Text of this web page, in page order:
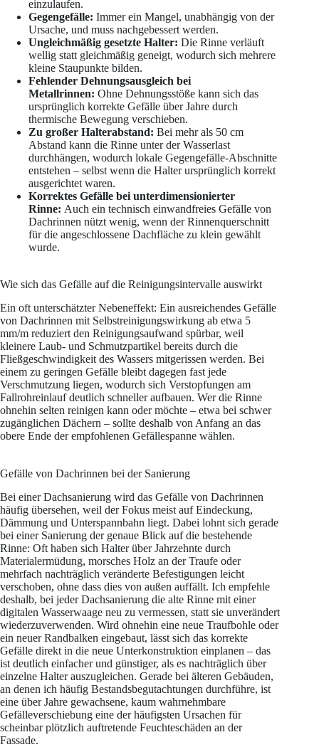
einzulaufen.
Gegengefälle: Immer ein Mangel, unabhängig von der
Ursache, und muss nachgebessert werden.
Ungleichmäßig gesetzte Halter: Die Rinne verläuft
wellig statt gleichmäßig geneigt, wodurch sich mehrere
kleine Staupunkte bilden.
Fehlender Dehnungsausgleich bei
Metallrinnen: Ohne Dehnungsstöße kann sich das
ursprünglich korrekte Gefälle über Jahre durch
thermische Bewegung verschieben.
Zu großer Halterabstand: Bei mehr als 50 cm
Abstand kann die Rinne unter der Wasserlast
durchhängen, wodurch lokale Gegengefälle-Abschnitte
entstehen – selbst wenn die Halter ursprünglich korrekt
ausgerichtet waren.
Korrektes Gefälle bei unterdimensionierter
Rinne: Auch ein technisch einwandfreies Gefälle von
Dachrinnen nützt wenig, wenn der Rinnenquerschnitt
für die angeschlossene Dachfläche zu klein gewählt
wurde.
Wie sich das Gefälle auf die Reinigungsintervalle auswirkt
Ein oft unterschätzter Nebeneffekt: Ein ausreichendes Gefälle
von Dachrinnen mit Selbstreinigungswirkung ab etwa 5
mm/m reduziert den Reinigungsaufwand spürbar, weil
kleinere Laub- und Schmutzpartikel bereits durch die
Fließgeschwindigkeit des Wassers mitgerissen werden. Bei
einem zu geringen Gefälle bleibt dagegen fast jede
Verschmutzung liegen, wodurch sich Verstopfungen am
Fallrohreinlauf deutlich schneller aufbauen. Wer die Rinne
ohnehin selten reinigen kann oder möchte – etwa bei schwer
zugänglichen Dächern – sollte deshalb von Anfang an das
obere Ende der empfohlenen Gefällespanne wählen.
Gefälle von Dachrinnen bei der Sanierung
Bei einer Dachsanierung wird das Gefälle von Dachrinnen
häufig übersehen, weil der Fokus meist auf Eindeckung,
Dämmung und Unterspannbahn liegt. Dabei lohnt sich gerade
bei einer Sanierung der genaue Blick auf die bestehende
Rinne: Oft haben sich Halter über Jahrzehnte durch
Materialermüdung, morsches Holz an der Traufe oder
mehrfach nachträglich veränderte Befestigungen leicht
verschoben, ohne dass dies von außen auffällt. Ich empfehle
deshalb, bei jeder Dachsanierung die alte Rinne mit einer
digitalen Wasserwaage neu zu vermessen, statt sie unverändert
wiederzuverwenden. Wird ohnehin eine neue Traufbohle oder
ein neuer Randbalken eingebaut, lässt sich das korrekte
Gefälle direkt in die neue Unterkonstruktion einplanen – das
ist deutlich einfacher und günstiger, als es nachträglich über
einzelne Halter auszugleichen. Gerade bei älteren Gebäuden,
an denen ich häufig Bestandsbegutachtungen durchführe, ist
eine über Jahre gewachsene, kaum wahrnehmbare
Gefälleverschiebung eine der häufigsten Ursachen für
scheinbar plötzlich auftretende Feuchteschäden an der
Fassade.